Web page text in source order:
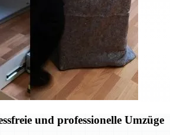
und professionelle Umzüge